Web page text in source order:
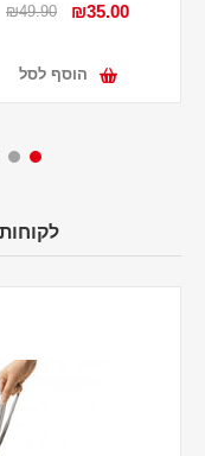
₪35.00
₪49.90
הוסף לסל